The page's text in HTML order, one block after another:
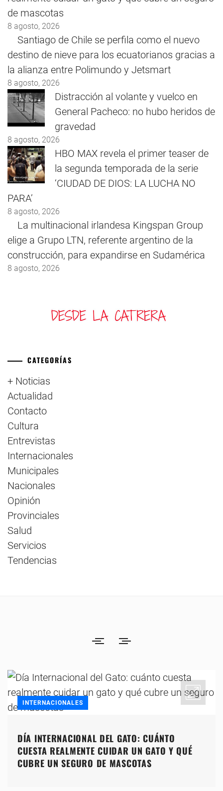
de mascotas
8 agosto, 2026
Santiago de Chile se perfila como el nuevo
destino de nieve para los ecuatorianos gracias a
la alianza entre Polimundo y Jetsmart
8 agosto, 2026
Distracción al volante y vuelco en
General Pacheco: no hubo heridos de
gravedad
8 agosto, 2026
HBO MAX revela el primer teaser de
la segunda temporada de la serie
‘CIUDAD DE DIOS: LA LUCHA NO
PARA’
8 agosto, 2026
La multinacional irlandesa Kingspan Group
elige a Grupo LTN, referente argentino de la
construcción, para expandirse en Sudamérica
8 agosto, 2026
CATEGORÍAS
+ Noticias
Actualidad
Contacto
Cultura
Entrevistas
Internacionales
Municipales
Nacionales
Opinión
Provinciales
Salud
Servicios
Tendencias
INTERNACIONALES
DÍA INTERNACIONAL DEL GATO: CUÁNTO
CUESTA REALMENTE CUIDAR UN GATO Y QUÉ
CUBRE UN SEGURO DE MASCOTAS